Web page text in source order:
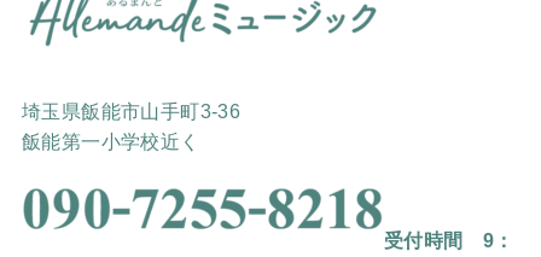
埼玉県飯能市山手町3-36
飯能第一小学校近く
受付時間 9：